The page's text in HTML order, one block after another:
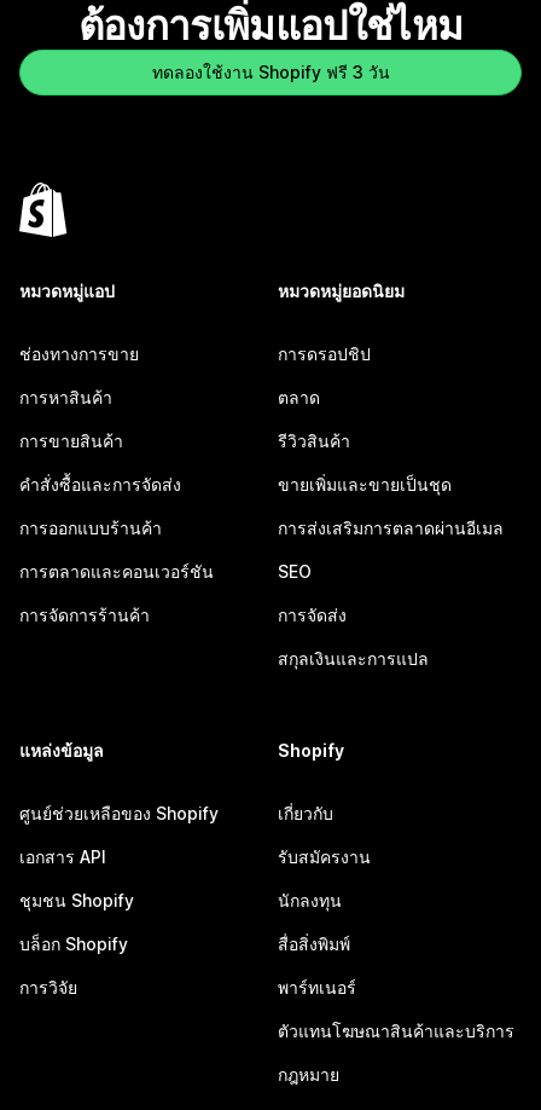
ต้องการเพิ่มแอปใช่ไหม
ทดลองใช้งาน Shopify ฟรี 3 วัน
หมวดหมู่แอป
ช่องทางการขาย
การหาสินค้า
การขายสินค้า
คำสั่งซื้อและการจัดส่ง
การออกแบบร้านค้า
การตลาดและคอนเวอร์ชัน
การจัดการร้านค้า
หมวดหมู่ยอดนิยม
การดรอปชิป
ตลาด
รีวิวสินค้า
ขายเพิ่มและขายเป็นชุด
การส่งเสริมการตลาดผ่านอีเมล
SEO
การจัดส่ง
สกุลเงินและการแปล
แหล่งข้อมูล
ศูนย์ช่วยเหลือของ Shopify
เอกสาร API
ชุมชน Shopify
บล็อก Shopify
การวิจัย
Shopify
เกี่ยวกับ
รับสมัครงาน
นักลงทุน
สื่อสิ่งพิมพ์
พาร์ทเนอร์
ตัวแทนโฆษณาสินค้าและบริการ
กฎหมาย